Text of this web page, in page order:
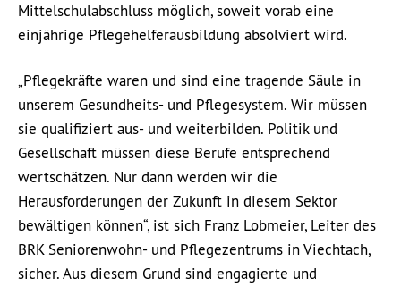
Mittelschulabschluss möglich, soweit vorab eine
einjährige Pflegehelferausbildung absolviert wird.
„Pflegekräfte waren und sind eine tragende Säule in
unserem Gesundheits- und Pflegesystem. Wir müssen
sie qualifiziert aus- und weiterbilden. Politik und
Gesellschaft müssen diese Berufe entsprechend
wertschätzen. Nur dann werden wir die
Herausforderungen der Zukunft in diesem Sektor
bewältigen können“, ist sich Franz Lobmeier, Leiter des
BRK Seniorenwohn- und Pflegezentrums in Viechtach,
sicher. Aus diesem Grund sind engagierte und